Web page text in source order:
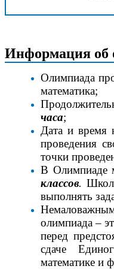
Информация об
Олимпиада
математика;
часа;
Дата и время
проведения
точки
В Олимпиаде
классов.
выполнять
олимпиада –
перед
сдаче
математике и